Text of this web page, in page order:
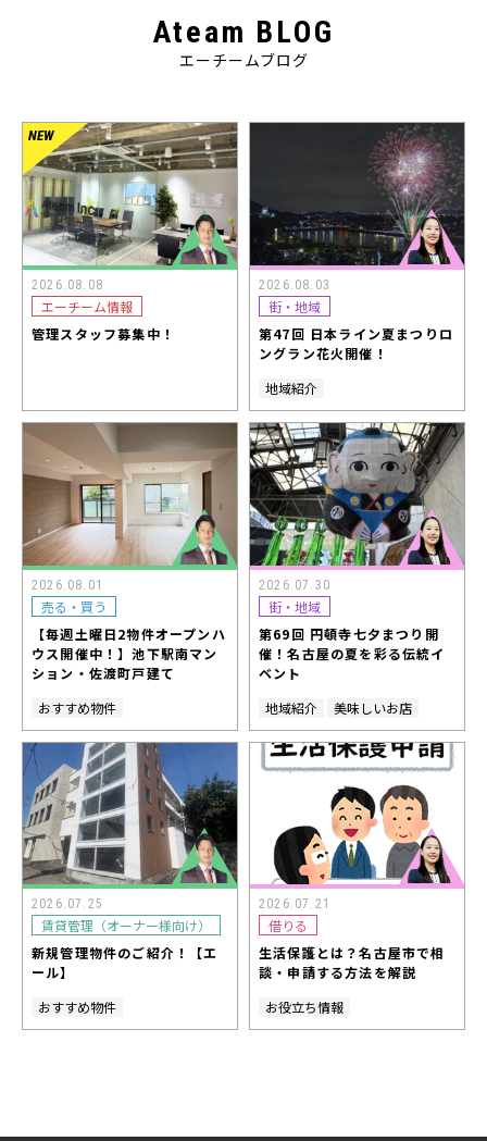
Ateam BLOG
エーチームブログ
2026.08.08
エーチーム情報
管理スタッフ募集中！
2026.08.03
街・地域
第47回 日本ライン夏まつりロ
ングラン花火開催！
地域紹介
2026.08.01
売る・買う
【毎週土曜日2物件オープンハ
ウス開催中！】池下駅南マン
ション・佐渡町戸建て
おすすめ物件
2026.07.30
街・地域
第69回 円頓寺七夕まつり開
催！名古屋の夏を彩る伝統イ
ベント
地域紹介
美味しいお店
2026.07.25
賃貸管理（オーナー様向け）
新規管理物件のご紹介！【エ
ール】
おすすめ物件
2026.07.21
借りる
生活保護とは？名古屋市で相
談・申請する方法を解説
お役立ち情報